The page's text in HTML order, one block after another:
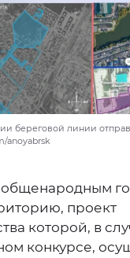
береговой линии
anoyabrsk
проект
которой, в
конкурсе,